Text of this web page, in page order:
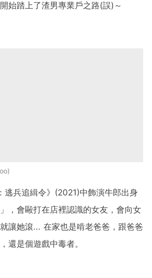
始踏上了渣男專業戶之路(誤)～
逃兵追緝令》(2021)中飾演牛郎出身
，會毆打在店裡認識的女友，會向女
讓她滾... 在家也是啃老爸爸，跟爸爸
還是個遊戲中毒者。